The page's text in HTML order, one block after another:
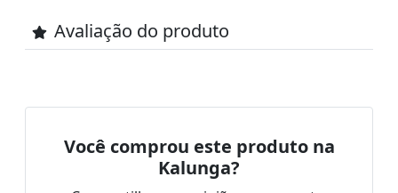
Avaliação do produto
Você comprou este produto na
Kalunga?